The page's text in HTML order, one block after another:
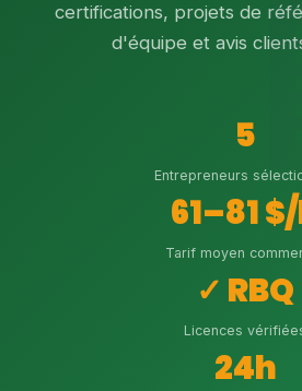
certifications, projets de
d'équipe et avis
5
Entrepreneurs
61–81
Tarif moyen
✓ RBQ
Licences
24h